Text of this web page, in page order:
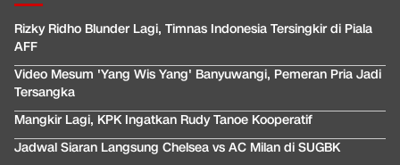
Rizky Ridho Blunder Lagi, Timnas Indonesia Tersingkir di Piala
AFF
Video Mesum 'Yang Wis Yang' Banyuwangi, Pemeran Pria Jadi
Tersangka
Mangkir Lagi, KPK Ingatkan Rudy Tanoe Kooperatif
Jadwal Siaran Langsung Chelsea vs AC Milan di SUGBK